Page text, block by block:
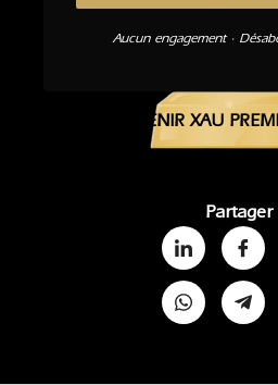
Aucun engagement ·
DEVENIR XAU
Partager